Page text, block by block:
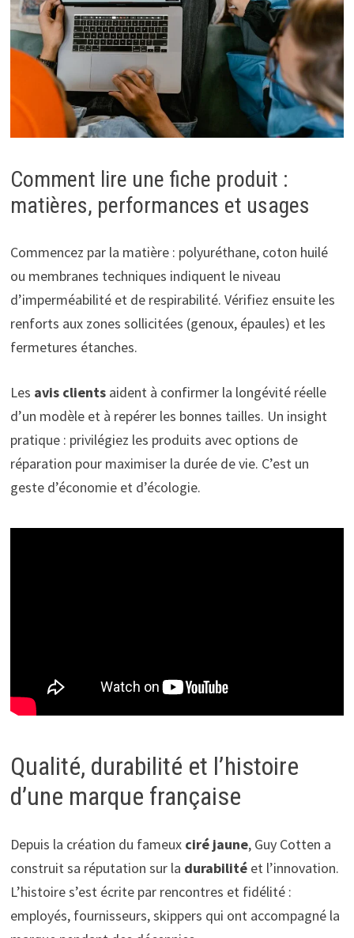
Comment lire une fiche produit :
matières, performances et usages
Commencez par la matière : polyuréthane, coton huilé
ou membranes techniques indiquent le niveau
d’imperméabilité et de respirabilité. Vérifiez ensuite les
renforts aux zones sollicitées (genoux, épaules) et les
fermetures étanches.
Les avis clientsaident à confirmer la longévité réelle
d’un modèle et à repérer les bonnes tailles. Un insight
pratique : privilégiez les produits avec options de
réparation pour maximiser la durée de vie. C’est un
geste d’économie et d’écologie.
Qualité, durabilité et l’histoire
d’une marque française
Depuis la création du fameux ciré jaune, Guy Cotten a
construit sa réputation sur la durabilitéet l’innovation.
L’histoire s’est écrite par rencontres et fidélité :
employés, fournisseurs, skippers qui ont accompagné la